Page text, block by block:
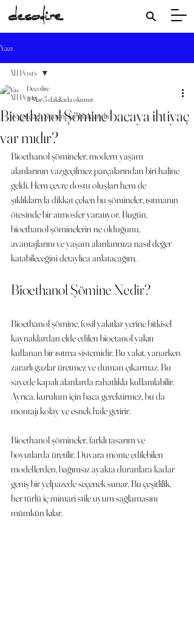
Yazı
All Posts
Doğalgazlı Şömineler Hakkında
All Posts
Bioethanol Şömine bacaya ihtiyaç
var mıdır?
Decofire
4 Mar3 dakikada okunur
Bioethanol şömineler, modern yaşam
alanlarının vazgeçilmez parçalarından biri haline
geldi. Hem çevre dostu oluşları hem de
şıklıklarıyla dikkat çeken bu şömineler, ısıtmanın
ötesinde bir atmosfer yaratıyor. Bugün,
bioethanol şöminelerin ne olduğunu,
avantajlarını ve yaşam alanlarınıza nasıl değer
katabileceğini detaylıca anlatacağım.
Bioethanol Şömine Nedir?
Bioethanol şömine, fosil yakıtlar yerine bitkisel
kaynaklardan elde edilen bioetanol yakıtı
kullanan bir ısıtma sistemidir. Bu yakıt, yanarken
zararlı gazlar üretmez ve duman çıkarmaz. Bu
sayede kapalı alanlarda rahatlıkla kullanılabilir.
Ayrıca, kurulum için baca gerektirmez, bu da
montajı kolay ve esnek hale getirir.
Bioethanol şömineler, farklı tasarım ve
boyutlarda üretilir. Duvara monte edilebilen
modellerden, bağımsız ayakta duranlara kadar
geniş bir yelpazede seçenek sunar. Bu çeşitlilik,
her türlü iç mimari stile uyum sağlamasını
mümkün kılar.